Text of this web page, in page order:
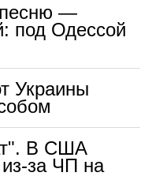
песню —
под Одессой
Украины
В США
за ЧП на